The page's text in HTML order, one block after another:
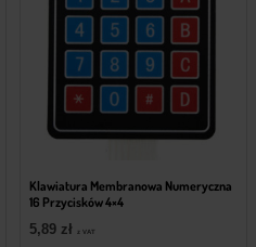
Klawiatura Membranowa Numeryczna
16 Przycisków 4×4
5,89 zł z VAT